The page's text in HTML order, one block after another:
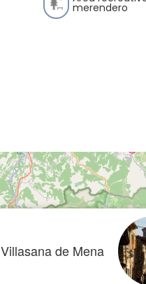
merendero
Villasana de Mena